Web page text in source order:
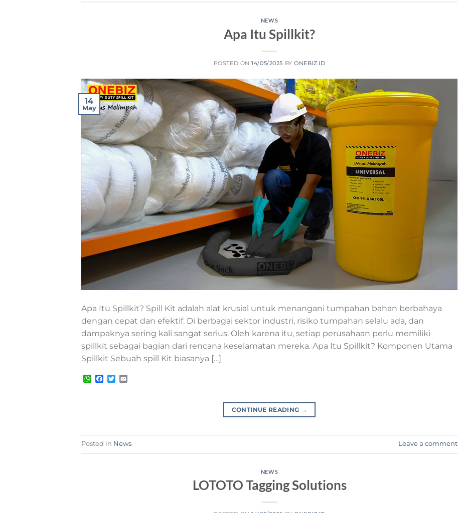
NEWS
Apa Itu Spillkit?
POSTED ON14/05/2025 BYONEBIZ.ID
14
May
Apa Itu Spillkit? Spill Kit adalah alat krusial untuk menangani tumpahan bahan berbahaya
dengan cepat dan efektif. Di berbagai sektor industri, risiko tumpahan selalu ada, dan
dampaknya sering kali sangat serius. Oleh karena itu, setiap perusahaan perlu memiliki
spillkit sebagai bagian dari rencana keselamatan mereka. Apa Itu Spillkit? Komponen Utama
Spillkit Sebuah spill Kit biasanya […]
WhatsApp
Facebook
Twitter
CONTINUE READING →
Posted in News Leave a comment
NEWS
LOTOTO Tagging Solutions